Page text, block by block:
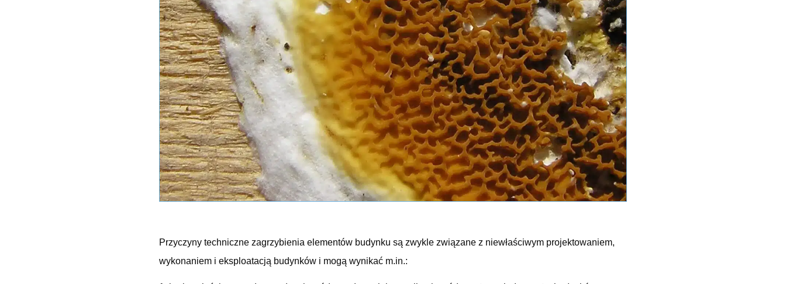
Przyczyny techniczne zagrzybienia elementów budynku są zwykle związane z niewłaściwym projektowaniem,
wykonaniem i eksploatacją budynków i mogą wynikać m.in.: